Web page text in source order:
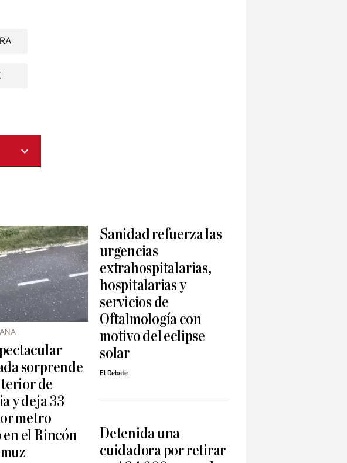
sorprende
de
y deja 33
metro
el Rincón
Sanidad refuerza las
urgencias
extrahospitalarias,
hospitalarias y
servicios de
Oftalmología con
motivo del eclipse
solar
El Debate
Detenida una
cuidadora por retirar